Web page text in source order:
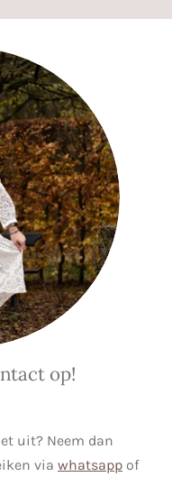
op!
uit? Neem dan
via whatsapp of